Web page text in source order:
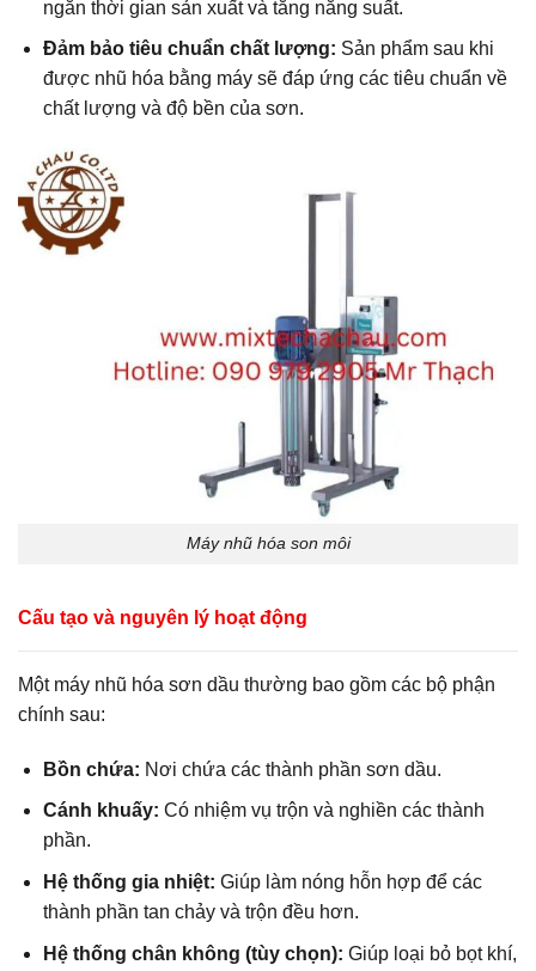
ngắn thời gian sản xuất và tăng năng suất.
Đảm bảo tiêu chuẩn chất lượng: Sản phẩm sau khi
được nhũ hóa bằng máy sẽ đáp ứng các tiêu chuẩn về
chất lượng và độ bền của sơn.
Máy nhũ hóa son môi
Cấu tạo và nguyên lý hoạt động
Một máy nhũ hóa sơn dầu thường bao gồm các bộ phận
chính sau:
Bồn chứa: Nơi chứa các thành phần sơn dầu.
Cánh khuấy: Có nhiệm vụ trộn và nghiền các thành
phần.
Hệ thống gia nhiệt: Giúp làm nóng hỗn hợp để các
thành phần tan chảy và trộn đều hơn.
Hệ thống chân không (tùy chọn): Giúp loại bỏ bọt khí,